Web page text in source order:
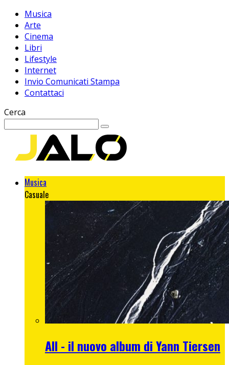
Musica
Arte
Cinema
Libri
Lifestyle
Internet
Invio Comunicati Stampa
Contattaci
Cerca
Musica
Casuale
All - il nuovo album di Yann Tiersen